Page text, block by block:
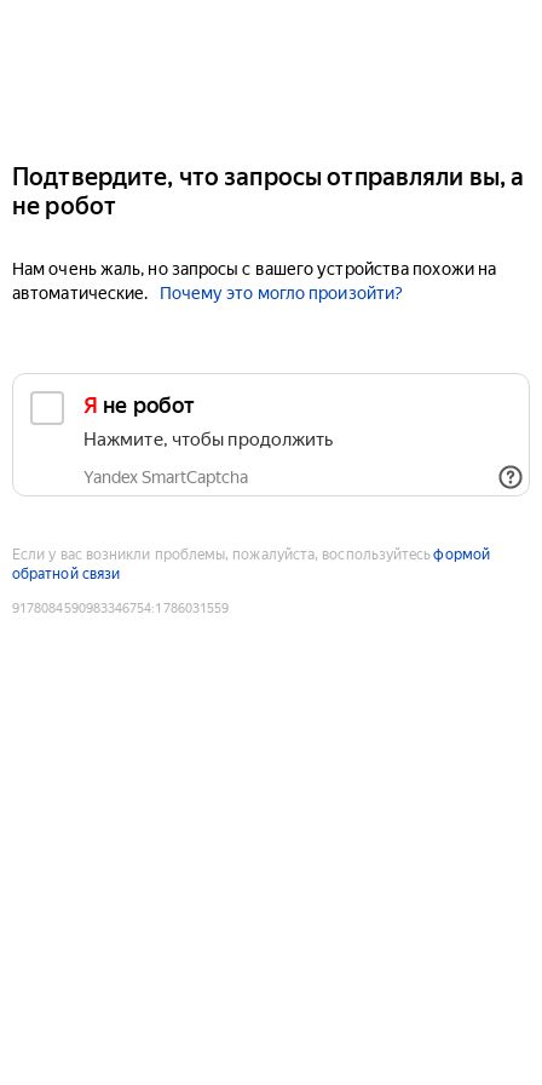
Подтвердите, что запросы отправляли вы, а
не робот
Нам очень жаль, но запросы с вашего устройства похожи на
автоматические.
Почему это могло произойти?
Я не робот
Нажмите, чтобы продолжить
Yandex SmartCaptcha
Если у вас возникли проблемы, пожалуйста, воспользуйтесьформой
обратной связи
9178084590983346754:1786031559